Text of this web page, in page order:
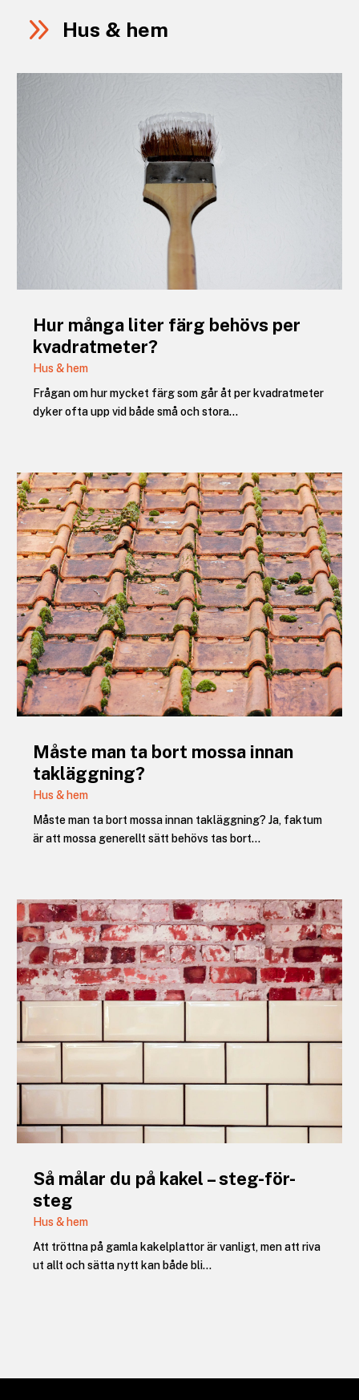
9 Hus & hem
Hur många liter färg behövs per
kvadratmeter?
Hus & hem
Frågan om hur mycket färg som går åt per kvadratmeter
dyker ofta upp vid både små och stora...
Måste man ta bort mossa innan
takläggning?
Hus & hem
Måste man ta bort mossa innan takläggning? Ja, faktum
är att mossa generellt sätt behövs tas bort...
Så målar du på kakel – steg-för-
steg
Hus & hem
Att tröttna på gamla kakelplattor är vanligt, men att riva
ut allt och sätta nytt kan både bli...